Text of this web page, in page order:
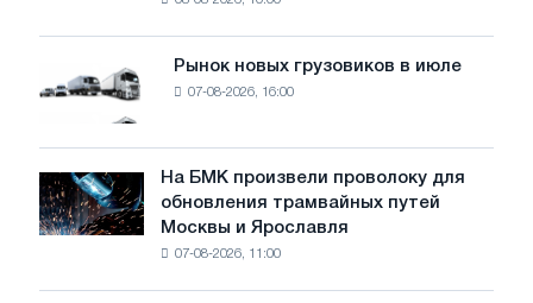
фотоэлектрическую
целей
обезуглероживания
Рынок
новых
грузовиков
в
июле
Рынок новых грузовиков в июле
07-08-2026, 16:00
На
БМК
произвели
На БМК произвели проволоку для
обновления трамвайных путей
Москвы и Ярославля
07-08-2026, 11:00